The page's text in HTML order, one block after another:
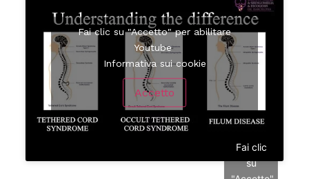
Fai clic su "Accetto" per abilitare
Youtube
Informativa sui cookie
Accetto
Fai clic
su